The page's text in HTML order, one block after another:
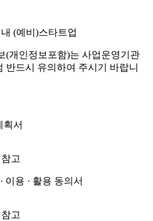
(예비)스타트업
(개인정보포함)는 사업운영기관
반드시 유의하여 주시기 바랍니
획서
고
이용 · 활용 동의서
고